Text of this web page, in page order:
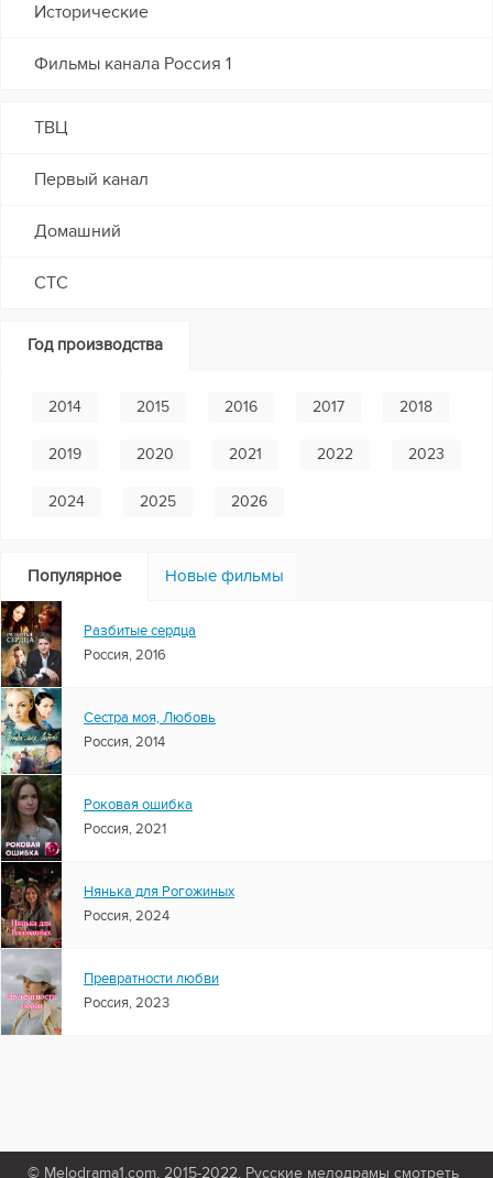
Исторические
Фильмы канала Россия 1
ТВЦ
Первый канал
Домашний
СТС
Год производства
2014 2015 2016 2017 2018
2019 2020 2021 2022 2023
2024 2025 2026
Популярное Новые фильмы
Разбитые сердца
Россия, 2016
Сестра моя, Любовь
Россия, 2014
Роковая ошибка
Россия, 2021
Нянька для Рогожиных
Россия, 2024
Превратности любви
Россия, 2023
© Melodrama1.com, 2015-2022. Русские мелодрамы смотреть